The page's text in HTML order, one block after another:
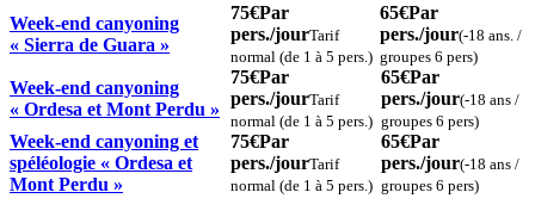
Week-end canyoning
« Sierra de Guara »
75€Par
pers./jourTarif
normal (de 1 à 5 pers.)
65€Par
pers./jour(-18 ans. /
groupes 6 pers)
Week-end canyoning
« Ordesa et Mont Perdu »
75€Par
pers./jourTarif
normal (de 1 à 5 pers.)
65€Par
pers./jour(-18 ans /
groupes 6 pers)
Week-end canyoning et
spéléologie « Ordesa et
Mont Perdu »
75€Par
pers./jourTarif
normal (de 1 à 5 pers.)
65€Par
pers./jour(-18 ans /
groupes 6 pers)